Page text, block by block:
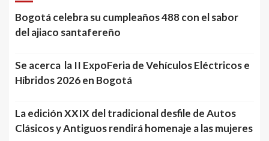
Bogotá celebra su cumpleaños 488 con el sabor
del ajiaco santafereño
Se acerca la II ExpoFeria de Vehículos Eléctricos e
Híbridos 2026 en Bogotá
La edición XXIX del tradicional desfile de Autos
Clásicos y Antiguos rendirá homenaje a las mujeres